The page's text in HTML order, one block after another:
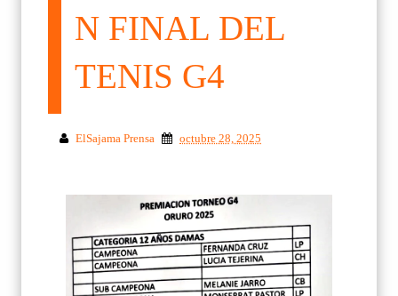
N FINAL DEL
TENIS G4
ElSajama Prensa octubre 28, 2025